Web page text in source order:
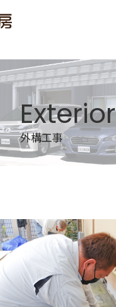
Exterior
外構工事